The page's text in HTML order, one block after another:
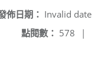
佈日期： Invalid date
點閱數： 578 |